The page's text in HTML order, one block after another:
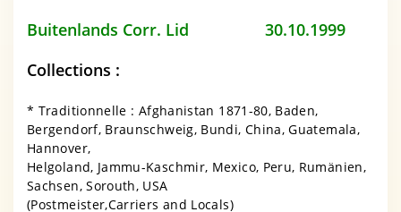
Buitenlands Corr. Lid 30.10.1999
Collections :
* Traditionnelle : Afghanistan 1871-80, Baden,
Bergendorf, Braunschweig, Bundi, China, Guatemala,
Hannover,
Helgoland, Jammu-Kaschmir, Mexico, Peru, Rumänien,
Sachsen, Sorouth, USA
(Postmeister,Carriers and Locals)